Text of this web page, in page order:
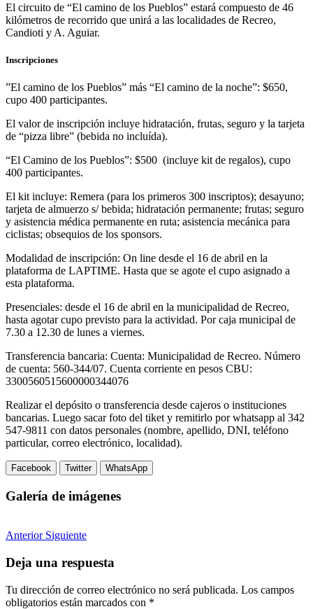
El circuito de “El camino de los Pueblos” estará compuesto de 46
kilómetros de recorrido que unirá a las localidades de Recreo,
Candioti y A. Aguiar.
Inscripciones
”El camino de los Pueblos” más “El camino de la noche”: $650,
cupo 400 participantes.
El valor de inscripción incluye hidratación, frutas, seguro y la tarjeta
de “pizza libre” (bebida no incluída).
“El Camino de los Pueblos”: $500 (incluye kit de regalos), cupo
400 participantes.
El kit incluye: Remera (para los primeros 300 inscriptos); desayuno;
tarjeta de almuerzo s/ bebida; hidratación permanente; frutas; seguro
y asistencia médica permanente en ruta; asistencia mecánica para
ciclistas; obsequios de los sponsors.
Modalidad de inscripción: On line desde el 16 de abril en la
plataforma de LAPTIME. Hasta que se agote el cupo asignado a
esta plataforma.
Presenciales: desde el 16 de abril en la municipalidad de Recreo,
hasta agotar cupo previsto para la actividad. Por caja municipal de
7.30 a 12.30 de lunes a viernes.
Transferencia bancaria: Cuenta: Municipalidad de Recreo. Número
de cuenta: 560-344/07. Cuenta corriente en pesos CBU:
3300560515600000344076
Realizar el depósito o transferencia desde cajeros o instituciones
bancarias. Luego sacar foto del tiket y remitirlo por whatsapp al 342
547-9811 con datos personales (nombre, apellido, DNI, teléfono
particular, correo electrónico, localidad).
Facebook Twitter WhatsApp
Galería de imágenes
Anterior Siguiente
Deja una respuesta
Tu dirección de correo electrónico no será publicada. Los campos
obligatorios están marcados con *